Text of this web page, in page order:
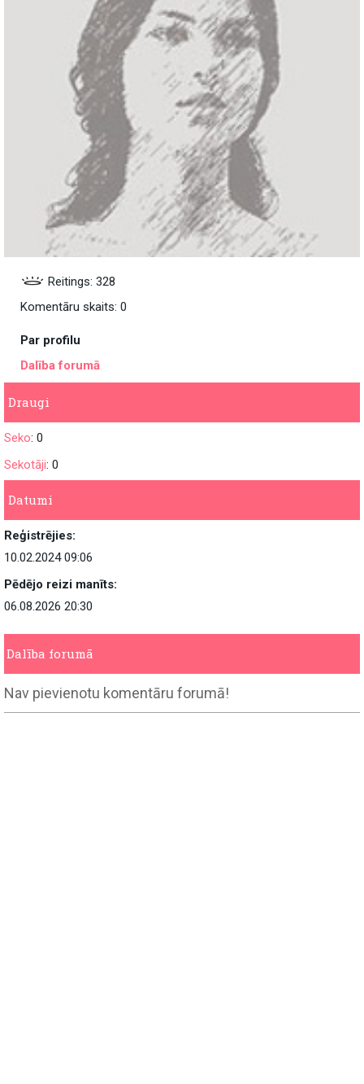
Reitings: 328
Komentāru skaits: 0
Par profilu
Dalība forumā
Draugi
Seko: 0
Sekotāji: 0
Datumi
Reģistrējies:
10.02.2024 09:06
Pēdējo reizi manīts:
06.08.2026 20:30
Dalība forumā
Nav pievienotu komentāru forumā!